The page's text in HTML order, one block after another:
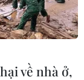
về nhà ở,